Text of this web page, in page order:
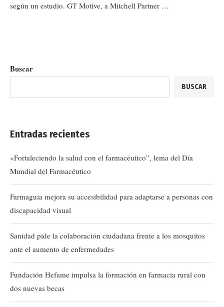
según un estudio. GT Motive, a Mitchell Partner …
Buscar
BUSCAR
Entradas recientes
«Fortaleciendo la salud con el farmacéutico”, lema del Día
Mundial del Farmacéutico
Farmaguia mejora su accesibilidad para adaptarse a personas con
discapacidad visual
Sanidad pide la colaboración ciudadana frente a los mosquitos
ante el aumento de enfermedades
Fundación Hefame impulsa la formación en farmacia rural con
dos nuevas becas